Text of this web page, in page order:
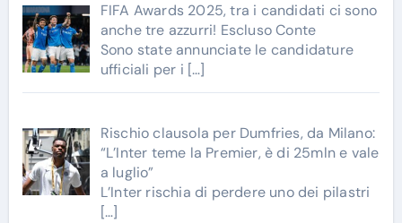
FIFA Awards 2025, tra i candidati ci sono
anche tre azzurri! Escluso Conte
Sono state annunciate le candidature
ufficiali per i […]
Rischio clausola per Dumfries, da Milano:
“L’Inter teme la Premier, è di 25mln e vale
a luglio”
L’Inter rischia di perdere uno dei pilastri
[…]